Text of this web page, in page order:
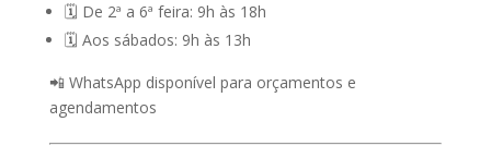
🗓️ De 2ª a 6ª feira: 9h às 18h
🗓️ Aos sábados: 9h às 13h
📲 WhatsApp disponível para orçamentos e
agendamentos